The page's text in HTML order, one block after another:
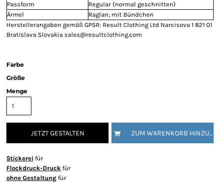
Passform
Regular (normal geschnitten)
Ärmel
Raglan; mit Bündchen
Herstellerangaben gemäß GPSR: Result Clothing Ltd Narcisova 1 821 01
Bratislava Slovakia sales@resultclothing.com
Farbe
Größe
Menge
JETZT GESTALTEN ZUM WARENKORB HINZUFÜGEN
Stickerei für
Flockdruck-Druck für
ohne Gestaltung für